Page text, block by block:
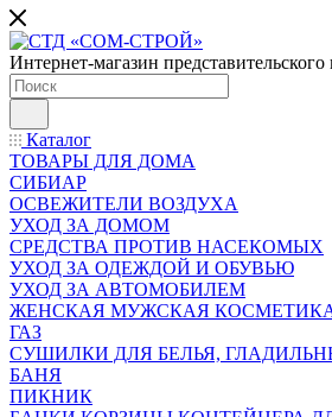
Интернет-магазин представительского
Каталог
ТОВАРЫ ДЛЯ ДОМА
СИБИАР
ОСВЕЖИТЕЛИ ВОЗДУХА
УХОД ЗА ДОМОМ
СРЕДСТВА ПРОТИВ НАСЕКОМЫХ
УХОД ЗА ОДЕЖДОЙ И ОБУВЬЮ
УХОД ЗА АВТОМОБИЛЕМ
ЖЕНСКАЯ МУЖСКАЯ
ГАЗ
СУШИЛКИ ДЛЯ БЕЛЬЯ,
БАНЯ
ПИКНИК